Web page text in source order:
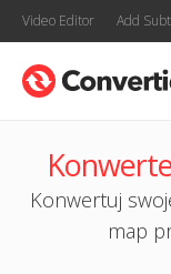
Video Editor Add
Konwertuj
map